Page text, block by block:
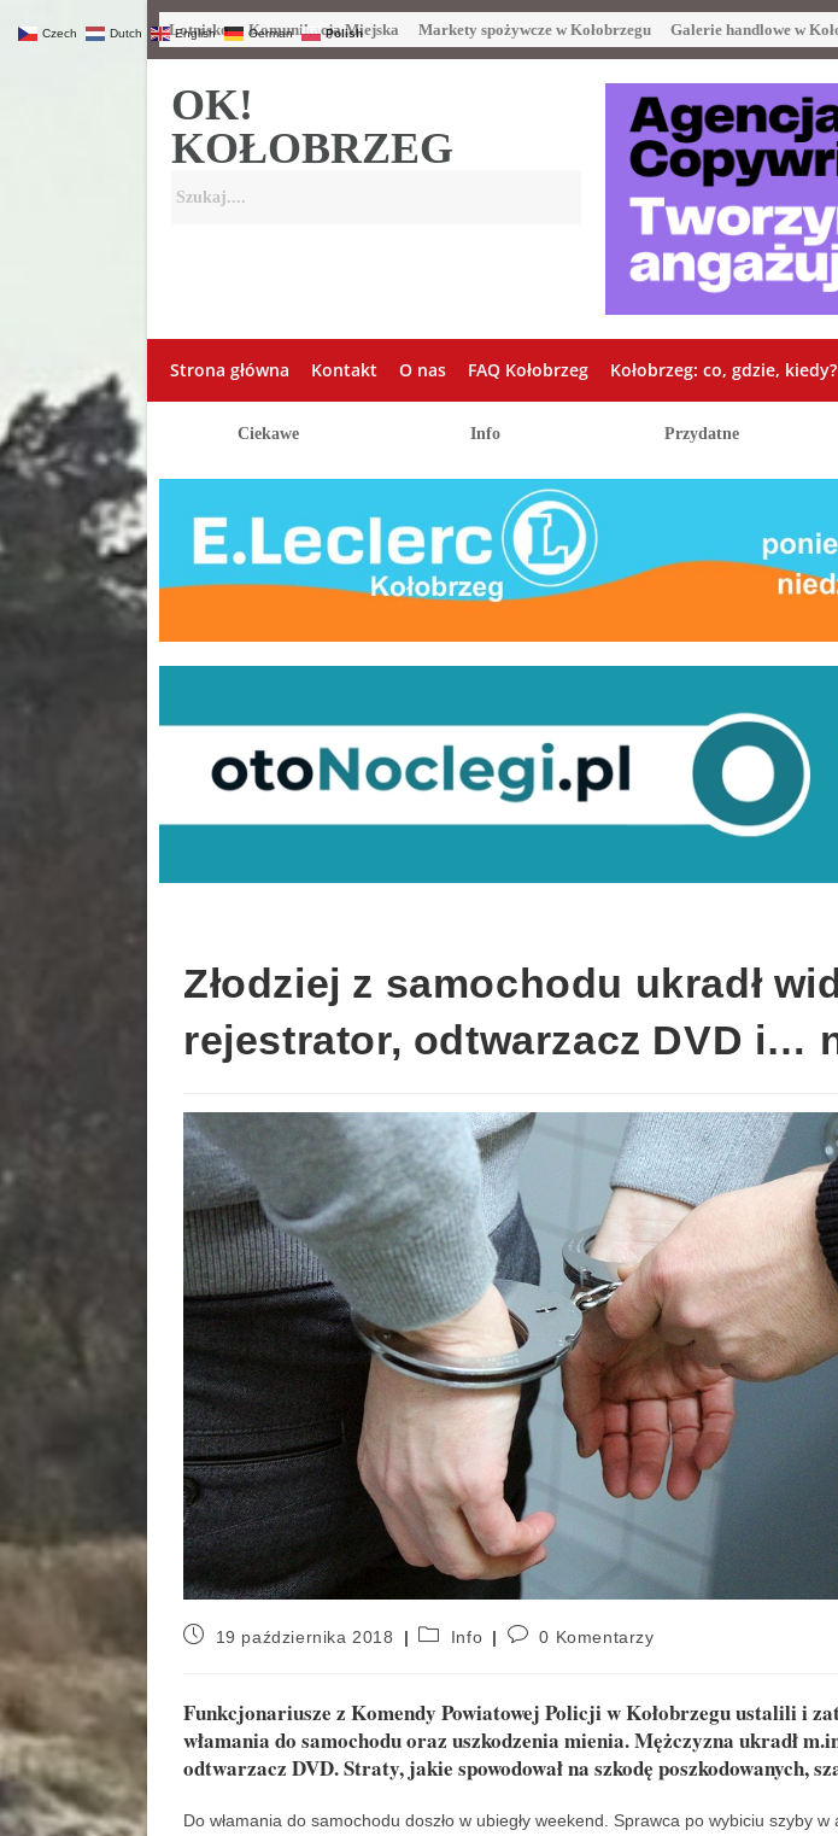
Lotnisko Komunikacja Miejska Markety spożywcze w Kołobrzegu Galerie handlowe w
OK!
KOŁOBRZEG
Strona główna Kontakt O nas FAQ Kołobrzeg Kołobrzeg: co, gdzie, kiedy?
Ciekawe Info Przydatne
Złodziej z samochodu ukradł
rejestrator, odtwarzacz DVD i…
19 października 2018 Info 0 Komentarzy
Funkcjonariusze z Komendy Powiatowej Policji w Kołobrzegu ustalili i
włamania do samochodu oraz uszkodzenia mienia. Mężczyzna ukradł
odtwarzacz DVD. Straty, jakie spowodował na szkodę poszkodowanych,
Do włamania do samochodu doszło w ubiegły weekend. Sprawca po wybiciu szyby w
Czech Dutch English German Polish